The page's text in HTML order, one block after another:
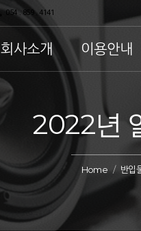
054 . 859 . 4141
회사소개 이용안내
2022년
Home 반입